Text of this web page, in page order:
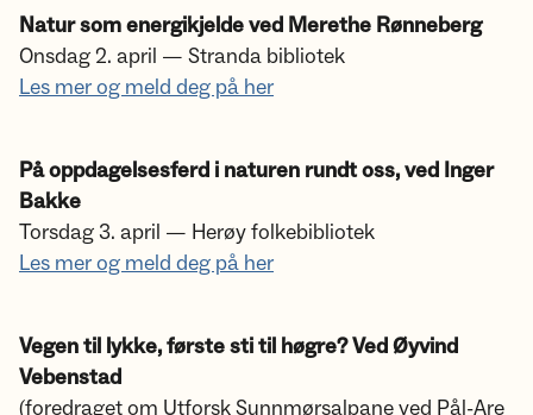
Natur som energikjelde ved Merethe Rønneberg
Onsdag 2. april — Stranda bibliotek
Les mer og meld deg på her
På oppdagelsesferd i naturen rundt oss, ved Inger
Bakke
Torsdag 3. april — Herøy folkebibliotek
Les mer og meld deg på her
Vegen til lykke, første sti til høgre? Ved Øyvind
Vebenstad
(foredraget om Utforsk Sunnmørsalpane ved Pål-Are